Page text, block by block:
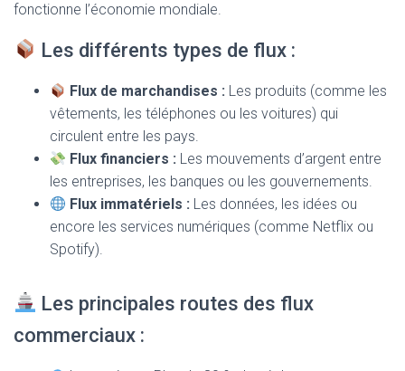
fonctionne l’économie mondiale.
Les différents types de flux :
Flux de marchandises : Les produits (comme les
vêtements, les téléphones ou les voitures) qui
circulent entre les pays.
Flux financiers : Les mouvements d’argent entre
les entreprises, les banques ou les gouvernements.
Flux immatériels : Les données, les idées ou
encore les services numériques (comme Netflix ou
Spotify).
Les principales routes des flux
commerciaux :